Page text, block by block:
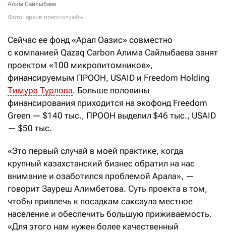
Алим Сайлыбаев
Фото: архив пресс-службы
Сейчас ее фонд «Арал Оазис» совместно
с компанией Qazaq Carbon Алима Сайлыбаева занят
проектом «100 микропитомников»,
финансируемым ПРООН, USAID и Freedom Holding
Тимура Турлова. Больше половины
финансирования приходится на экофонд Freedom
Green — $140 тыс., ПРООН выделил $46 тыс., USAID
— $50 тыс.
«Это первый случай в моей практике, когда
крупный казахстанский бизнес обратил на нас
внимание и озаботился проблемой Арала», —
говорит Зауреш Алимбетова. Суть проекта в том,
чтобы привлечь к посадкам саксаула местное
население и обеспечить большую приживаемость.
«Для этого нам нужен более качественный